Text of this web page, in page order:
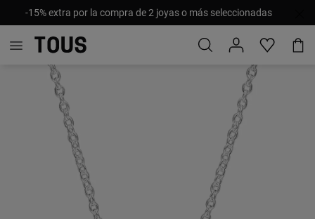
-15% extra por la compra de 2 joyas o más seleccionadas